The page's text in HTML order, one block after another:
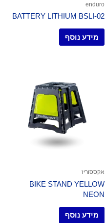
enduro
BATTERY LITHIUM BSLI-02
מידע נוסף
אקססוריז
BIKE STAND YELLOW
NEON
מידע נוסף